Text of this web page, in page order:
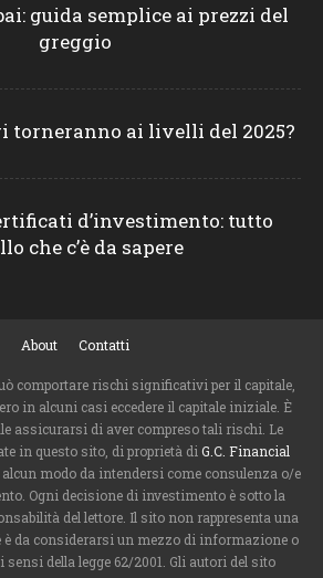
guida semplice ai prezzi del
greggio
torneranno ai livelli del 2025?
d’investimento: tutto
che c’è da sapere
About Contatti
comportare rischi significativi per il capitale,
in alcuni casi eccedere il capitale iniziale. È
assicurarsi di aver compreso tali rischi. Le
in questo sito, di proprietà di G.C. Financial
alcun modo da intendersi come consulenza o/e
Ogni decisione di investimento è sotto la
del lettore. Il sito non rappresenta una
da considerarsi un mezzo di informazione o
della legge 62/2001. Gli autori del sito